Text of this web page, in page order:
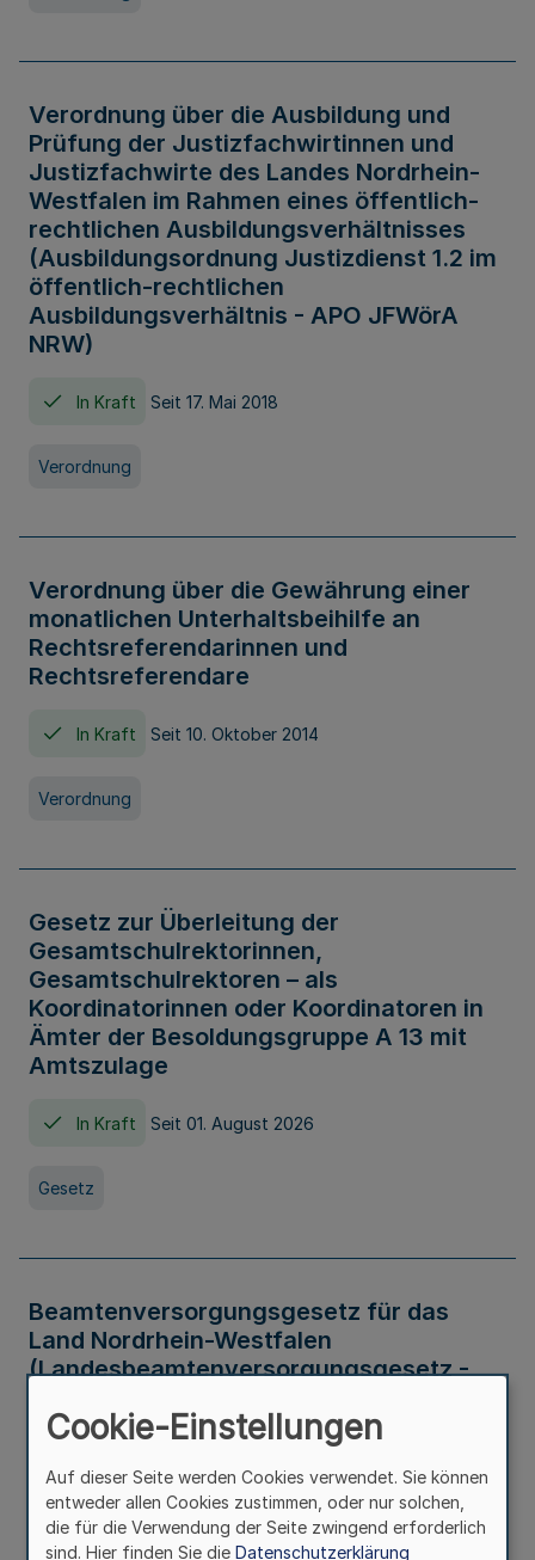
Verordnung über die Ausbildung und
Prüfung der Justizfachwirtinnen und
Justizfachwirte des Landes Nordrhein-
Westfalen im Rahmen eines öffentlich-
rechtlichen Ausbildungsverhältnisses
(Ausbildungsordnung Justizdienst 1.2 im
öffentlich-rechtlichen
Ausbildungsverhältnis - APO JFWörA
NRW)
In Kraft Seit 17. Mai 2018
Verordnung
Verordnung über die Gewährung einer
monatlichen Unterhaltsbeihilfe an
Rechtsreferendarinnen und
Rechtsreferendare
In Kraft Seit 10. Oktober 2014
Verordnung
Gesetz zur Überleitung der
Gesamtschulrektorinnen,
Gesamtschulrektoren – als
Koordinatorinnen oder Koordinatoren in
Ämter der Besoldungsgruppe A 13 mit
Amtszulage
In Kraft Seit 01. August 2026
Gesetz
Beamtenversorgungsgesetz für das
Land Nordrhein-Westfalen
(Landesbeamtenversorgungsgesetz -
Gesetz
Cookie-Einstellungen
Auf dieser Seite werden Cookies verwendet. Sie können
entweder allen Cookies zustimmen, oder nur solchen,
die für die Verwendung der Seite zwingend erforderlich
sind. Hier finden Sie die Datenschutzerklärung